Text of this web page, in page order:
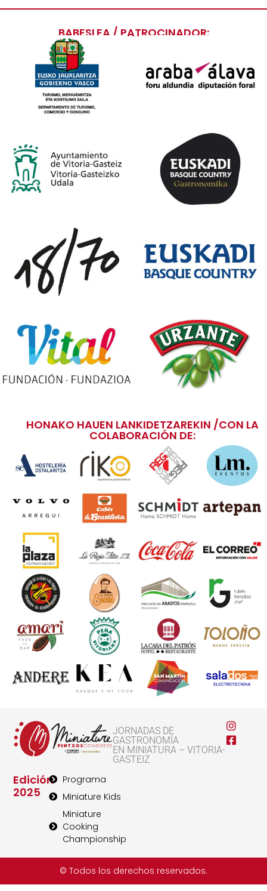
BABESLEA / PATROCINADOR:
HONAKO HAUEN LANKIDETZAREKIN /CON LA
COLABORACIÓN DE:
JORNADAS DE
GASTRONOMÍA
EN MINIATURA – VITORIA-
GASTEIZ
Edición
2025
Programa
Miniature Kids
Miniature
Cooking
Championship
© Todos los derechos reservados.